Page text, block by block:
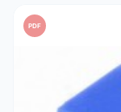
PDF